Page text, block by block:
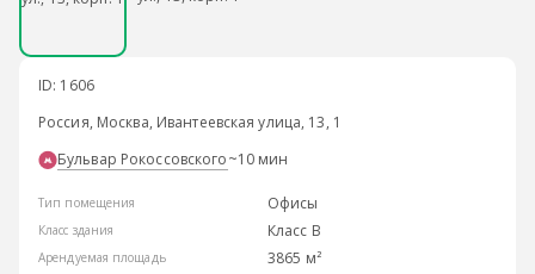
ID: 1606
Россия, Москва, Ивантеевская улица, 13, 1
Бульвар Рокоссовского~10 мин
Тип помещения Офисы
Класс здания Класс B
Арендуемая площадь 3865 м²